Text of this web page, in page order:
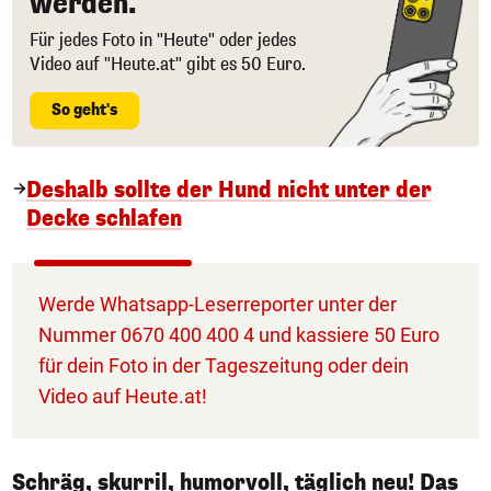
Für jedes Foto in "Heute" oder jedes
Video auf "Heute.at" gibt es 50 Euro.
So geht's
Deshalb sollte der Hund nicht unter der
Decke schlafen
Werde Whatsapp-Leserreporter unter der
Nummer 0670 400 400 4 und kassiere 50 Euro
für dein Foto in der Tageszeitung oder dein
Video auf Heute.at!
Schräg, skurril, humorvoll, täglich neu! Das